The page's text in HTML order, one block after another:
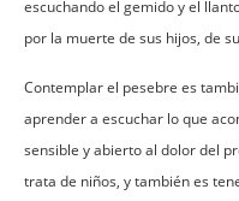
escuchando el gemido y el
por la muerte de sus hijos, de
Contemplar el pesebre es
aprender a escuchar lo que
sensible y abierto al dolor del
trata de niños, y también es